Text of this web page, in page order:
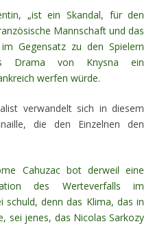
„ist ein Skandal, für den
Mannschaft und das
Gegensatz zu den Spielern
Drama von Knysna ein
werfen würde.
verwandelt sich in diesem
die den Einzelnen den
Cahuzac bot derweil eine
des Werteverfalls im
schuld, denn das Klima, das in
sei jenes, das Nicolas Sarkozy